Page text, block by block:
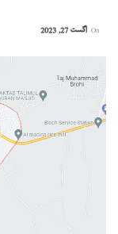
اگست 27, 2023